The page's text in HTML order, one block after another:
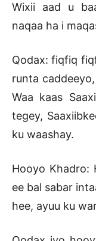
Wixii aad u
naqaa ha i
Qodax: fiqfiq
runta
Waa kaas
tegey,
ku waashay.
Hooyo Khadro:
ee bal sabar
hee, ayuu ku